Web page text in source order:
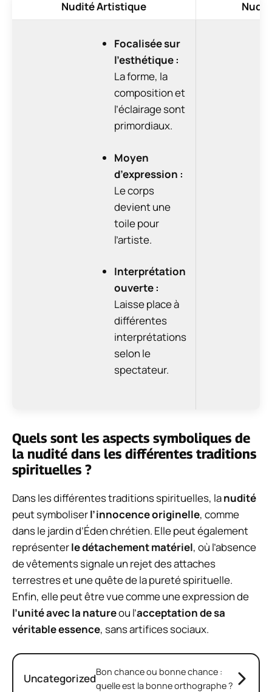
Nudité Artistique
Focalisée sur
l’esthétique :
La forme, la
composition et
l’éclairage sont
primordiaux.
Moyen
d’expression :
Le corps
devient une
toile pour
l’artiste.
Interprétation
ouverte :
Laisse place à
différentes
interprétations
selon le
spectateur.
Quels sont les aspects symboliques de
la nudité dans les différentes traditions
spirituelles ?
Dans les différentes traditions spirituelles, lanudité
peut symboliserl’innocence originelle, comme
dans le jardin d’Éden chrétien. Elle peut également
représenterle détachement matériel, où l’absence
de vêtements signale un rejet des attaches
terrestres et une quête de la pureté spirituelle.
Enfin, elle peut être vue comme une expression de
l’unité avec la natureou l’acceptation de sa
véritable essence, sans artifices sociaux.
UncategorizedBon chance ou bonne chance :
quelle est la bonne orthographe ?